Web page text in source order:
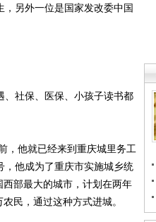
另外一位是国家发改委中国
社保、医保、小孩子读书都
，他就已经来到重庆城里务工
，他成为了重庆市实施城乡统
部最大的城市，计划在两年
民，通过这种方式进城。